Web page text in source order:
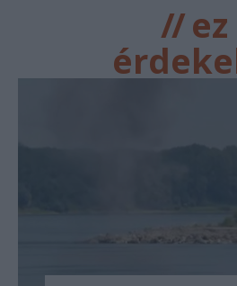
//ez